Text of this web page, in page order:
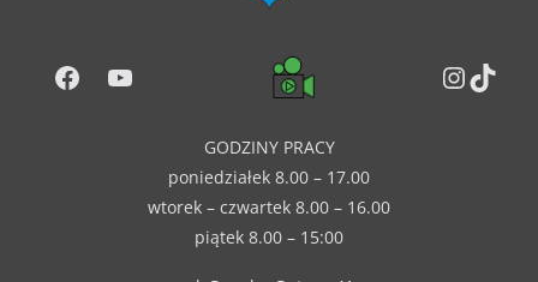
Facebook
YouTube
GODZINY PRACY
poniedziałek 8.00 – 17.00
wtorek – czwartek 8.00 – 16.00
piątek 8.00 – 15:00